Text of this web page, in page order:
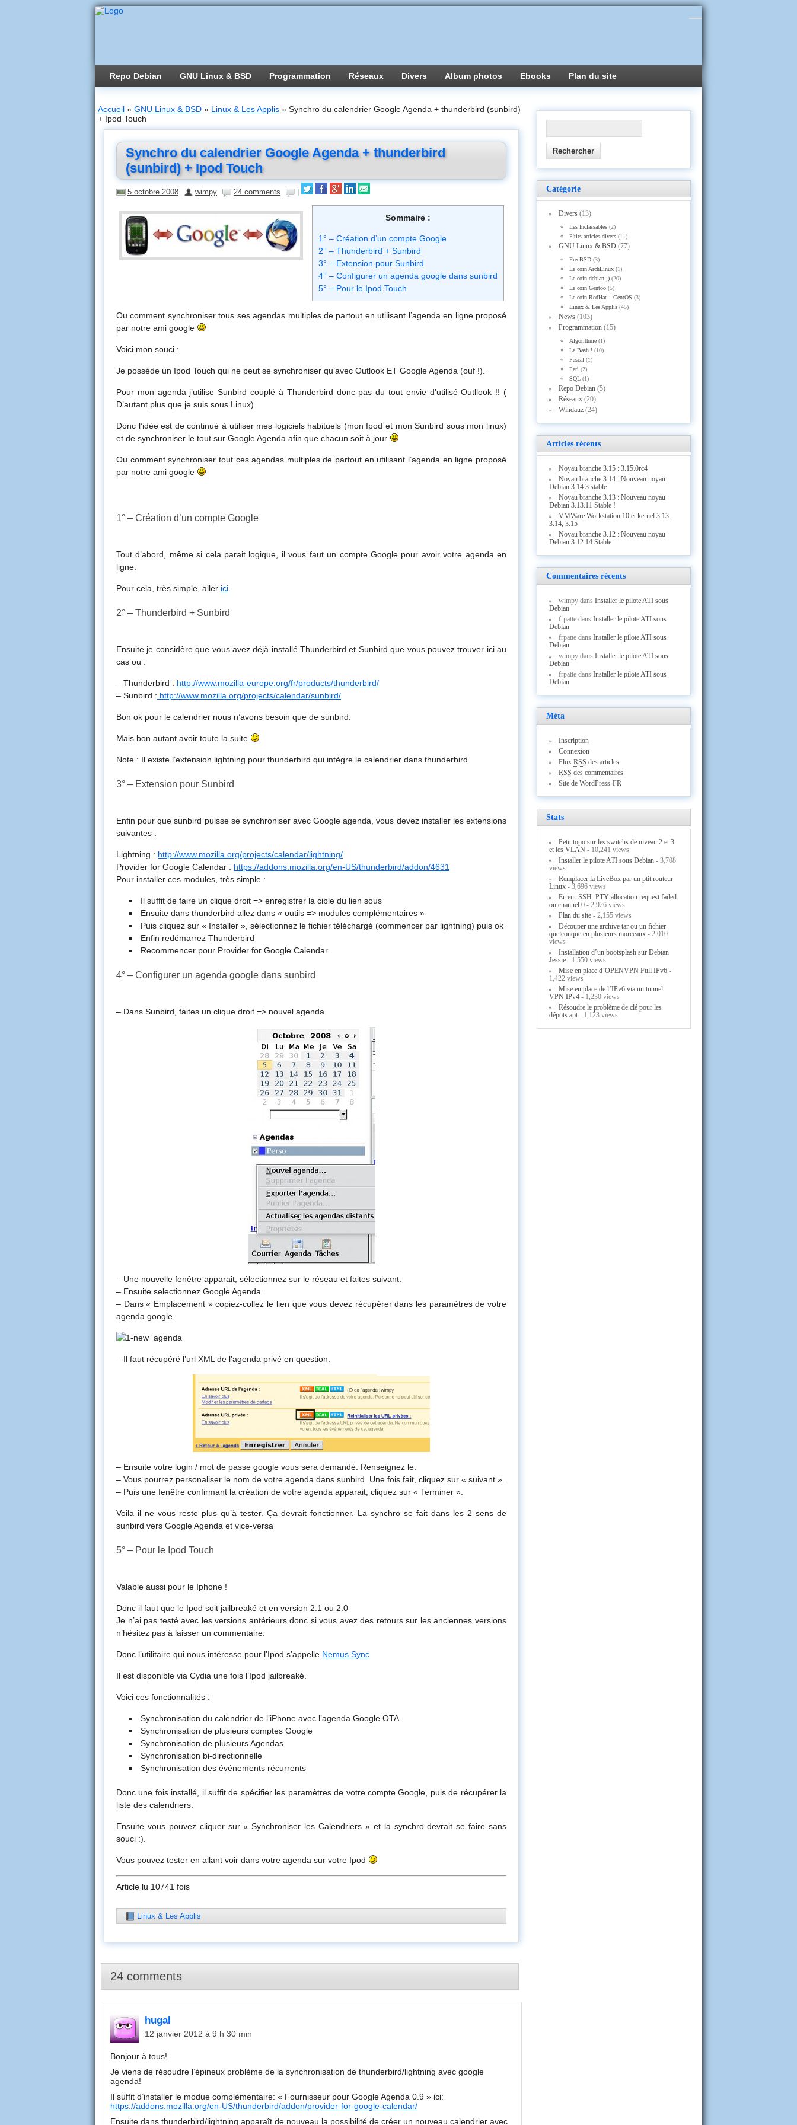
Repo Debian GNU Linux & BSD Programmation Réseaux Divers Album photos Ebooks Plan du site
Accueil » GNU Linux & BSD » Linux & Les Applis » Synchro du calendrier Google Agenda + thunderbird (sunbird)
+ Ipod Touch
Synchro du calendrier Google Agenda + thunderbird
(sunbird) + Ipod Touch
5 octobre 2008 wimpy 24 comments
Sommaire :
1° – Création d’un compte Google
2° – Thunderbird + Sunbird
3° – Extension pour Sunbird
4° – Configurer un agenda google dans sunbird
5° – Pour le Ipod Touch
Ou comment synchroniser tous ses agendas multiples de partout en utilisant l’agenda en ligne proposé
par notre ami google
Voici mon souci :
Je possède un Ipod Touch qui ne peut se synchroniser qu’avec Outlook ET Google Agenda (ouf !).
Pour mon agenda j’utilise Sunbird couplé à Thunderbird donc pas du tout envie d’utilisé Outllook !! (
D’autant plus que je suis sous Linux)
Donc l’idée est de continué à utiliser mes logiciels habituels (mon Ipod et mon Sunbird sous mon linux)
et de synchroniser le tout sur Google Agenda afin que chacun soit à jour
Ou comment synchroniser tout ces agendas multiples de partout en utilisant l’agenda en ligne proposé
par notre ami google
1° – Création d’un compte Google
Tout d’abord, même si cela parait logique, il vous faut un compte Google pour avoir votre agenda en
ligne.
Pour cela, très simple, aller ici
2° – Thunderbird + Sunbird
Ensuite je considère que vous avez déjà installé Thunderbird et Sunbird que vous pouvez trouver ici au
cas ou :
– Thunderbird : http://www.mozilla-europe.org/fr/products/thunderbird/
– Sunbird : http://www.mozilla.org/projects/calendar/sunbird/
Bon ok pour le calendrier nous n’avons besoin que de sunbird.
Mais bon autant avoir toute la suite
Note : Il existe l’extension lightning pour thunderbird qui intègre le calendrier dans thunderbird.
3° – Extension pour Sunbird
Enfin pour que sunbird puisse se synchroniser avec Google agenda, vous devez installer les extensions
suivantes :
Lightning : http://www.mozilla.org/projects/calendar/lightning/
Provider for Google Calendar : https://addons.mozilla.org/en-US/thunderbird/addon/4631
Pour installer ces modules, très simple :
Il suffit de faire un clique droit => enregistrer la cible du lien sous
Ensuite dans thunderbird allez dans « outils => modules complémentaires »
Puis cliquez sur « Installer », sélectionnez le fichier téléchargé (commencer par lightning) puis ok
Enfin redémarrez Thunderbird
Recommencer pour Provider for Google Calendar
4° – Configurer un agenda google dans sunbird
– Dans Sunbird, faites un clique droit => nouvel agenda.
– Une nouvelle fenêtre apparait, sélectionnez sur le réseau et faites suivant.
– Ensuite selectionnez Google Agenda.
– Dans « Emplacement » copiez-collez le lien que vous devez récupérer dans les paramètres de votre
agenda google.
– Il faut récupéré l’url XML de l’agenda privé en question.
– Ensuite votre login / mot de passe google vous sera demandé. Renseignez le.
– Vous pourrez personaliser le nom de votre agenda dans sunbird. Une fois fait, cliquez sur « suivant ».
– Puis une fenêtre confirmant la création de votre agenda apparait, cliquez sur « Terminer ».
Voila il ne vous reste plus qu’à tester. Ça devrait fonctionner. La synchro se fait dans les 2 sens de
sunbird vers Google Agenda et vice-versa
5° – Pour le Ipod Touch
Valable aussi pour le Iphone !
Donc il faut que le Ipod soit jailbreaké et en version 2.1 ou 2.0
Je n’ai pas testé avec les versions antérieurs donc si vous avez des retours sur les anciennes versions
n’hésitez pas à laisser un commentaire.
Donc l’utilitaire qui nous intéresse pour l’Ipod s’appelle Nemus Sync
Il est disponible via Cydia une fois l’Ipod jailbreaké.
Voici ces fonctionnalités :
Synchronisation du calendrier de l’iPhone avec l’agenda Google OTA.
Synchronisation de plusieurs comptes Google
Synchronisation de plusieurs Agendas
Synchronisation bi-directionnelle
Synchronisation des événements récurrents
Donc une fois installé, il suffit de spécifier les paramètres de votre compte Google, puis de récupérer la
liste des calendriers.
Ensuite vous pouvez cliquer sur « Synchroniser les Calendriers » et la synchro devrait se faire sans
souci :).
Vous pouvez tester en allant voir dans votre agenda sur votre Ipod
Article lu 10741 fois
Linux & Les Applis
24 comments
hugal
12 janvier 2012 à 9 h 30 min
Bonjour à tous!
Je viens de résoudre l’épineux problème de la synchronisation de thunderbird/lightning avec google
agenda!
Il suffit d’installer le modue complémentaire: « Fournisseur pour Google Agenda 0.9 » ici:
https://addons.mozilla.org/en-US/thunderbird/addon/provider-for-google-calendar/
Ensuite dans thunderbird/lightning apparaît de nouveau la possibilité de créer un nouveau calendrier avec
Catégorie
Divers(13)
Les Inclassables (2)
P'tits articles divers (11)
GNU Linux & BSD(77)
FreeBSD (3)
Le coin ArchLinux (1)
Le coin debian ;) (20)
Le coin Gentoo (5)
Le coin RedHat – CentOS (3)
Linux & Les Applis (45)
News(103)
Programmation(15)
Algorithme (1)
Le Bash ! (10)
Pascal (1)
Perl (2)
SQL (1)
Repo Debian(5)
Réseaux(20)
Windauz(24)
Articles récents
Noyau branche 3.15 : 3.15.0rc4
Noyau branche 3.14 : Nouveau noyau
Debian 3.14.3 stable
Noyau branche 3.13 : Nouveau noyau
Debian 3.13.11 Stable !
VMWare Workstation 10 et kernel 3.13,
3.14, 3.15
Noyau branche 3.12 : Nouveau noyau
Debian 3.12.14 Stable
Commentaires récents
wimpydans Installer le pilote ATI sous
Debian
frpattedans Installer le pilote ATI sous
Debian
frpattedans Installer le pilote ATI sous
Debian
wimpydans Installer le pilote ATI sous
Debian
frpattedans Installer le pilote ATI sous
Debian
Méta
Inscription
Connexion
Flux RSS des articles
RSS des commentaires
Site de WordPress-FR
Stats
Petit topo sur les switchs de niveau 2 et 3
et les VLAN - 10,241 views
Installer le pilote ATI sous Debian- 3,708
views
Remplacer la LiveBox par un ptit routeur
Linux - 3,696 views
Erreur SSH: PTY allocation request failed
on channel 0 - 2,926 views
Plan du site- 2,155 views
Découper une archive tar ou un fichier
quelconque en plusieurs morceaux - 2,010
views
Installation d’un bootsplash sur Debian
Jessie - 1,550 views
Mise en place d’OPENVPN Full IPv6-
1,422 views
Mise en place de l’IPv6 via un tunnel
VPN IPv4 - 1,230 views
Résoudre le problème de clé pour les
dépots apt - 1,123 views